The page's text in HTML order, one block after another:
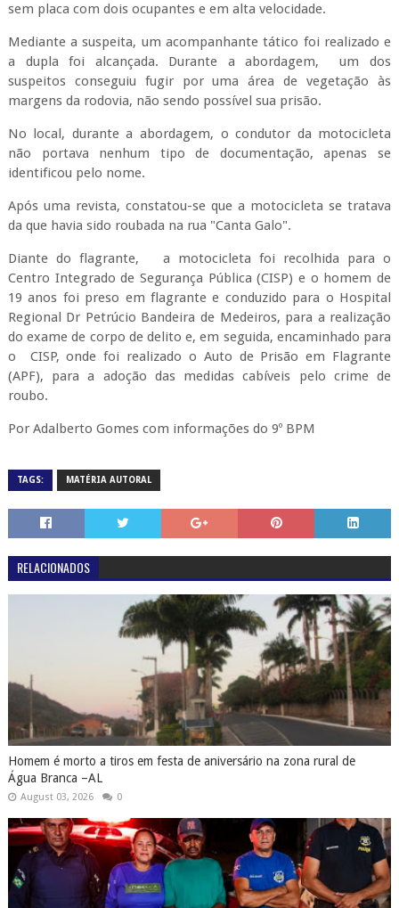
sem placa com dois ocupantes e em alta velocidade.
Mediante a suspeita, um acompanhante tático foi realizado e
a dupla foi alcançada. Durante a abordagem, um dos
suspeitos conseguiu fugir por uma área de vegetação às
margens da rodovia, não sendo possível sua prisão.
No local, durante a abordagem, o condutor da motocicleta
não portava nenhum tipo de documentação, apenas se
identificou pelo nome.
Após uma revista, constatou-se que a motocicleta se tratava
da que havia sido roubada na rua "Canta Galo".
Diante do flagrante, a motocicleta foi recolhida para o
Centro Integrado de Segurança Pública (CISP) e o homem de
19 anos foi preso em flagrante e conduzido para o Hospital
Regional Dr Petrúcio Bandeira de Medeiros, para a realização
do exame de corpo de delito e, em seguida, encaminhado para
o CISP, onde foi realizado o Auto de Prisão em Flagrante
(APF), para a adoção das medidas cabíveis pelo crime de
roubo.
Por Adalberto Gomes com informações do 9º BPM
TAGS: MATÉRIA AUTORAL
RELACIONADOS
Homem é morto a tiros em festa de aniversário na zona rural de
Água Branca –AL
August 03, 2026 0